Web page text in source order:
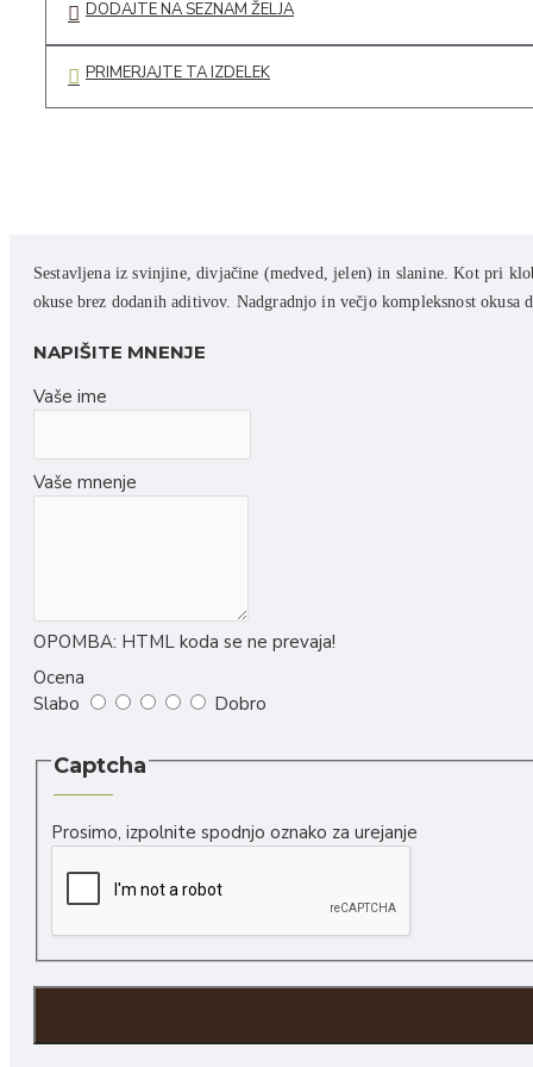
Čips
Pecivo
Iz hišne špajze
Kava
Vložnine
Omake in začimbe
Kis in olje
Žitni izdelki in testenine
Naravna kozmetika
Svečke, voski in izparilniki
Leseni izdelki
Keramični izdelki
Darilne embalaže
Ostalo
DODAJTE NA SEZNAM ŽELJA
PRIMERJAJTE TA IZDELEK
Sestavljena iz svinjine, divjačine (medved, jelen) in slanine. Kot pri
okuse brez dodanih aditivov. Nadgradnjo in večjo kompleksnost okusa
NAPIŠITE MNENJE
Vaše ime
Vaše mnenje
OPOMBA: HTML koda se ne prevaja!
Ocena
Slabo
Dobro
Captcha
Prosimo, izpolnite spodnjo oznako za urejanje